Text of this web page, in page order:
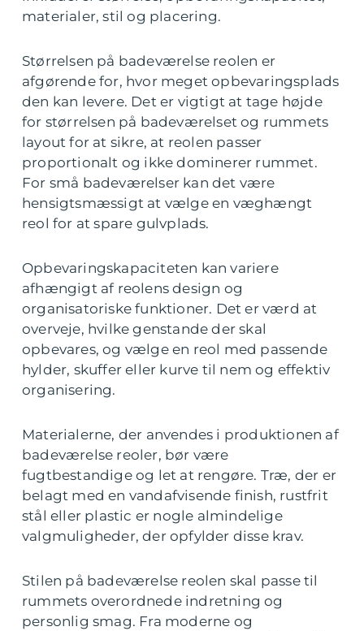
materialer, stil og placering.
Størrelsen på badeværelse reolen er
afgørende for, hvor meget opbevaringsplads
den kan levere. Det er vigtigt at tage højde
for størrelsen på badeværelset og rummets
layout for at sikre, at reolen passer
proportionalt og ikke dominerer rummet.
For små badeværelser kan det være
hensigtsmæssigt at vælge en væghængt
reol for at spare gulvplads.
Opbevaringskapaciteten kan variere
afhængigt af reolens design og
organisatoriske funktioner. Det er værd at
overveje, hvilke genstande der skal
opbevares, og vælge en reol med passende
hylder, skuffer eller kurve til nem og effektiv
organisering.
Materialerne, der anvendes i produktionen af
badeværelse reoler, bør være
fugtbestandige og let at rengøre. Træ, der er
belagt med en vandafvisende finish, rustfrit
stål eller plastic er nogle almindelige
valgmuligheder, der opfylder disse krav.
Stilen på badeværelse reolen skal passe til
rummets overordnede indretning og
personlig smag. Fra moderne og